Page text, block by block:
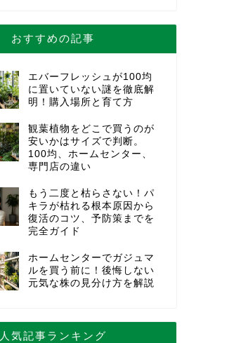
おすすめの記事
エバーフレッシュが100均
に置いていない謎を徹底解
明！購入場所と育て方
観葉植物をどこで買うのが
安いかはサイズで判断。
100均、ホームセンター、
専門店の違い
もう二度と枯らさない！パ
キラが枯れる根本原因から
復活のコツ、予防策までを
完全ガイド
ホームセンターでガジュマ
ルを買う前に！後悔しない
元気な株の見分け方を解説
人気記事ランキング